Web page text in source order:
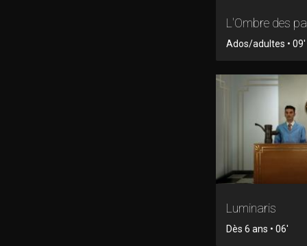
L'Ombre des
Ados/adultes •
Luminaris
Dès 6 ans • 06'